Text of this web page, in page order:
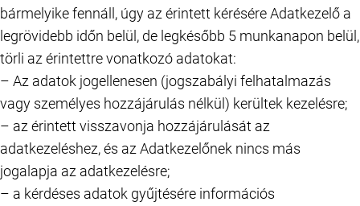
bármelyike fennáll, úgy az érintett kérésére Adatkezelő a
legrövidebb időn belül, de legkésőbb 5 munkanapon belül,
törli az érintettre vonatkozó adatokat:
– Az adatok jogellenesen (jogszabályi felhatalmazás
vagy személyes hozzájárulás nélkül) kerültek kezelésre;
– az érintett visszavonja hozzájárulását az
adatkezeléshez, és az Adatkezelőnek nincs más
jogalapja az adatkezelésre;
– a kérdéses adatok gyűjtésére információs